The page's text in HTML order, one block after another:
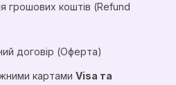
грошових коштів (Refund
договір (Оферта)
картами Visa та